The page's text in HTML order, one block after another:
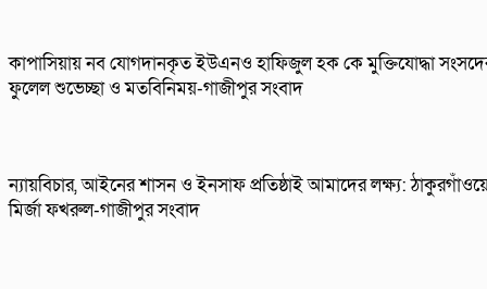
কাপাসিয়ায় নব যোগদানকৃত ইউএনও হাফিজুল হক কে মুক্তিযোদ্ধা
ফুলেল শুভেচ্ছা ও মতবিনিময়-গাজীপুর সংবাদ
ন্যায়বিচার, আইনের শাসন ও ইনসাফ প্রতিষ্ঠাই আমাদের লক্ষ্য:
মির্জা ফখরুল-গাজীপুর সংবাদ